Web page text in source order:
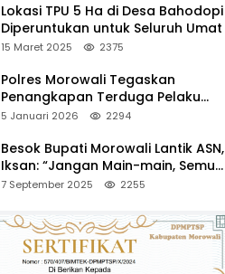
Lokasi TPU 5 Ha di Desa Bahodopi
Diperuntukan untuk Seluruh Umat
15 Maret 2025 2375
Polres Morowali Tegaskan
Penangkapan Terduga Pelaku
Pembakaran Kantor PT RCP Sesuai
5 Januari 2026 2294
Besok Bupati Morowali Lantik ASN,
Iksan: “Jangan Main-main, Semua
Saya Pantau”
7 September 2025 2255